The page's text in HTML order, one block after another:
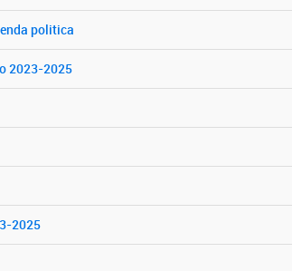
politica
2023-2025
2025